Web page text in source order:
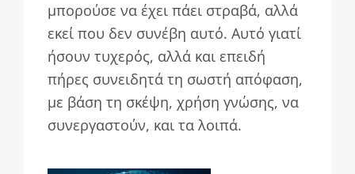
μπορούσε να έχει πάει στραβά, αλλά
εκεί που δεν συνέβη αυτό. Αυτό γιατί
ήσουν τυχερός, αλλά και επειδή
πήρες συνειδητά τη σωστή απόφαση,
με βάση τη σκέψη, χρήση γνώσης, να
συνεργαστούν, και τα λοιπά.